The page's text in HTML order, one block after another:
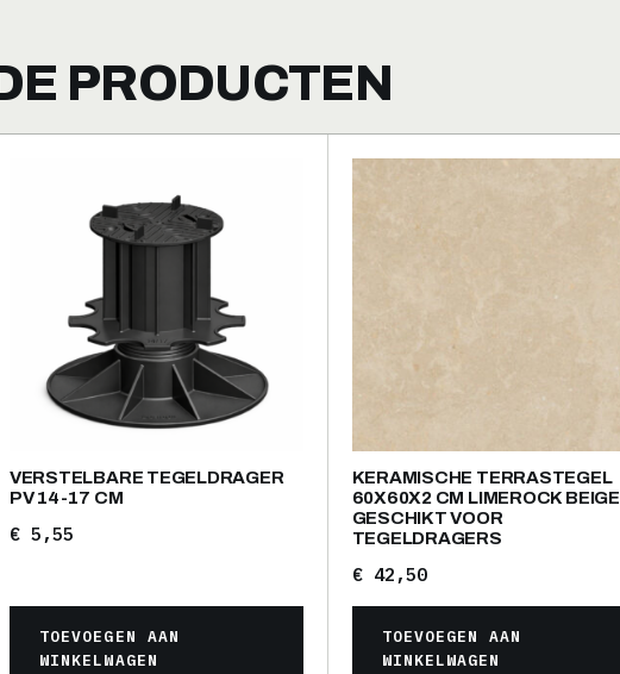
PRODUCTEN
VERSTELBARE TEGELDRAGER
PV 14-17 CM
€5,55
TOEVOEGEN AAN
WINKELWAGEN
KERAMISCHE TERRASTEGEL
60X60X2 CM LIMEROCK BEIGE |
GESCHIKT VOOR
TEGELDRAGERS
€42,50
TOEVOEGEN AAN
WINKELWAGEN